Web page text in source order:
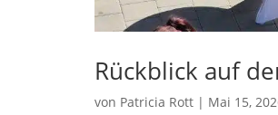
Rückblick auf
von Patricia Rott| Mai 15,